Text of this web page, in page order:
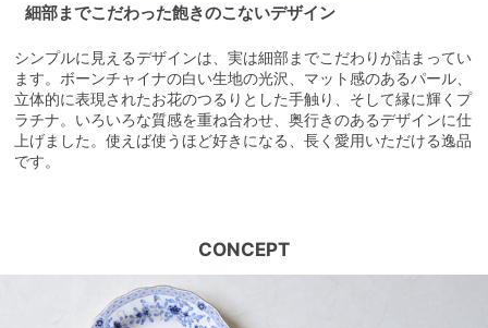
細部までこだわった飽きのこないデザイン
シンプルに見えるデザインは、実は細部までこだわりが詰まってい
ます。ボーンチャイナの白い生地の光沢、マット感のあるパール、
立体的に表現されたお花のつるりとした手触り、そして縁に輝くプ
ラチナ。いろいろな質感を重ね合わせ、奥行きのあるデザインに仕
上げました。使えば使うほど好きになる、長く愛用いただける逸品
です。
CONCEPT